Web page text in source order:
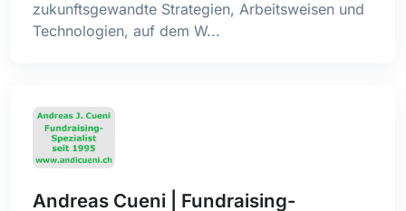
zukunftsgewandte Strategien, Arbeitsweisen und
Technologien, auf dem W...
Andreas Cueni | Fundraising-